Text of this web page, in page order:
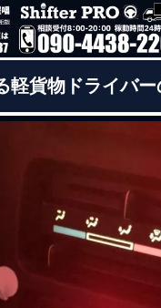
軽貨物ドライバー